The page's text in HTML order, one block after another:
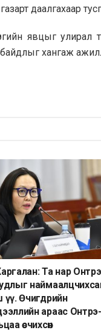
даалгахаар
явцыг
хангаж
Та нар
үү. Өчигдрийн
араас
өсчихсөн